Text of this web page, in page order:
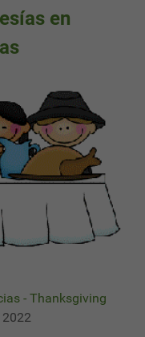
en
- Thanksgiving
2022